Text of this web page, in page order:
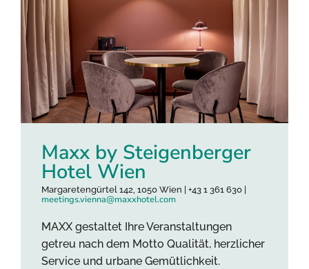
Maxx by Steigenberger
Hotel Wien
Margaretengürtel 142, 1050 Wien | +43 1 361 630 |
meetings.vienna@maxxhotel.com
MAXX gestaltet Ihre Veranstaltungen
getreu nach dem Motto Qualität, herzlicher
Service und urbane Gemütlichkeit.